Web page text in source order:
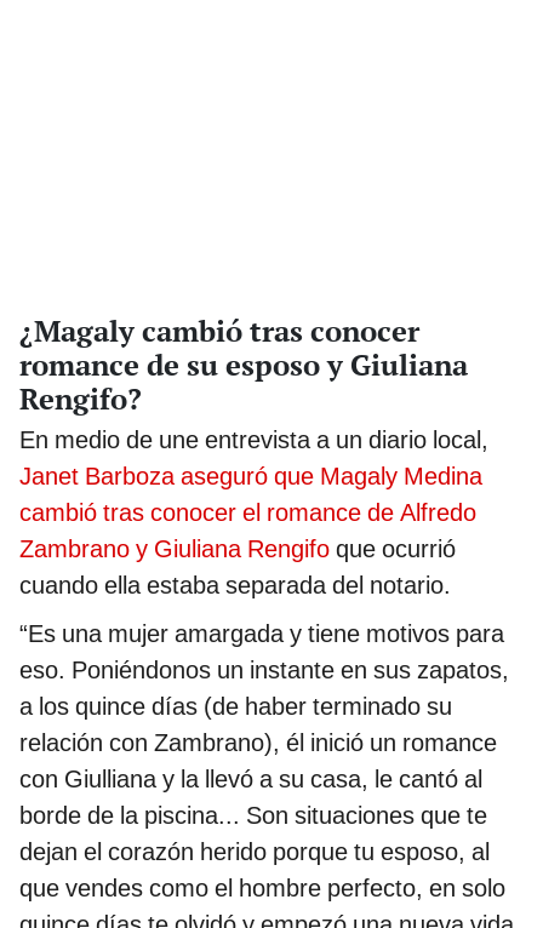
¿Magaly cambió tras conocer
romance de su esposo y Giuliana
Rengifo?
En medio de une entrevista a un diario local,
Janet Barboza aseguró que Magaly Medina
cambió tras conocer el romance de Alfredo
Zambrano y Giuliana Rengifo que ocurrió
cuando ella estaba separada del notario.
“Es una mujer amargada y tiene motivos para
eso. Poniéndonos un instante en sus zapatos,
a los quince días (de haber terminado su
relación con Zambrano), él inició un romance
con Giulliana y la llevó a su casa, le cantó al
borde de la piscina... Son situaciones que te
dejan el corazón herido porque tu esposo, al
que vendes como el hombre perfecto, en solo